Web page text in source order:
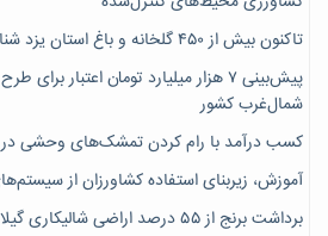
تاکنون بیش از ۴۵۰ گلخانه و باغ استان یزد شناسنامه‌دار شده‌اند
پیش‌بینی ۷‌ هزار میلیارد تومان اعتبار
شمال‌غرب کشور
کسب درآمد با رام کردن تمشک‌های وحشی در
آموزش، زیربنای استفاده کشاورزان از
برداشت برنج از ۵۵ درصد اراضی شالیکاری گیلان